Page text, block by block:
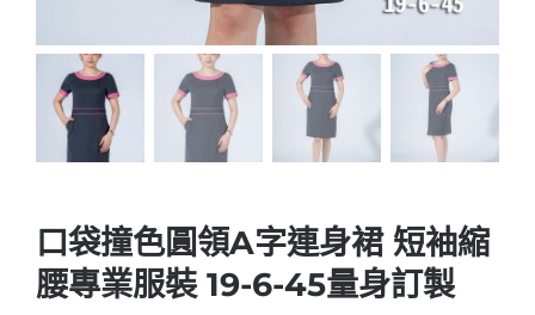
口袋撞色圓領A字連身裙 短袖縮
腰專業服裝 19-6-45量身訂製